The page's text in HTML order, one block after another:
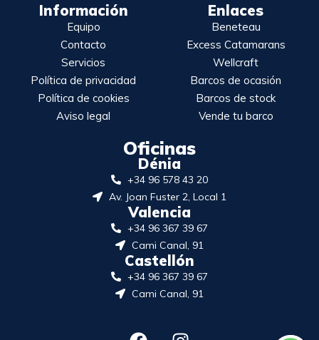
Información
Equipo
Contacto
Servicios
Política de privacidad
Política de cookies
Aviso legal
Enlaces
Beneteau
Excess Catamarans
Wellcraft
Barcos de ocasión
Barcos de stock
Vende tu barco
Oficinas
Dénia
+34 96 578 43 20
Av. Joan Fuster 2, Local 1
Valencia
+34 96 367 39 67
Cami Canal, 91
Castellón
+34 96 367 39 67
Cami Canal, 91